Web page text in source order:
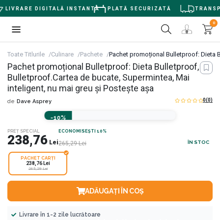
LIVRARE DIGITALĂ INSTANTĂ PLATĂ SECURIZATĂ
0
Toate Titlurile Culinare Pachete Pachet promoțional Bulletproof: Dieta
Pachet promoțional Bulletproof: Dieta Bulletproof,
Bulletproof.Cartea de bucate, Supermintea, Mai
inteligent, nu mai greu și Postește așa
de Dave Asprey 0(0)
-10%
PREȚ SPECIAL
238,76 Lei
ECONOMISEȘTI 10%
265,29Lei ÎN STOC
PACHET CARȚI
238,76 Lei
265,29 Lei
ADĂUGAȚI ÎN COȘ
Livrare în 1-2 zile lucrătoare